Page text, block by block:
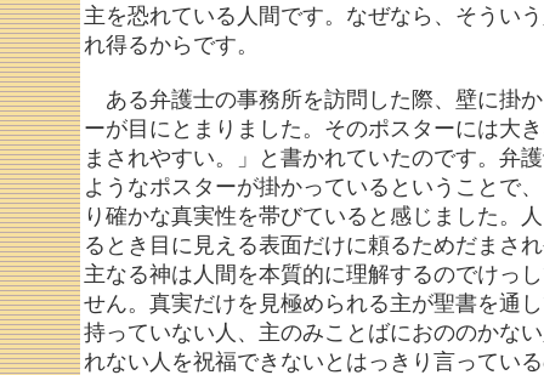
主を恐れている人間です。なぜなら、そうい
れ得るからです。
ある弁護士の事務所を訪問した際、壁に掛
ーが目にとまりました。そのポスターには大
まされやすい。」と書かれていたのです。弁
ようなポスターが掛かっているということで
り確かな真実性を帯びていると感じました。
るとき目に見える表面だけに頼るためだまさ
主なる神は人間を本質的に理解するのでけっ
せん。真実だけを見極められる主が聖書を通
持っていない人、主のみことばにおののかな
れない人を祝福できないとはっきり言ってい